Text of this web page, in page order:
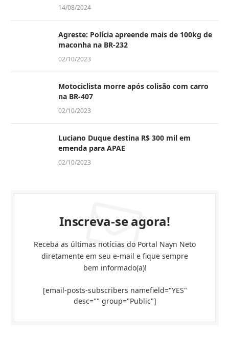
14/08/2024
Agreste: Polícia apreende mais de 100kg de
maconha na BR-232
02/10/2023
Motociclista morre após colisão com carro
na BR-407
02/10/2023
Luciano Duque destina R$ 300 mil em
emenda para APAE
02/10/2023
Inscreva-se agora!
Receba as últimas notícias do Portal Nayn Neto
diretamente em seu e-mail e fique sempre
bem informado(a)!
[email-posts-subscribers namefield="YES"
desc="" group="Public"]